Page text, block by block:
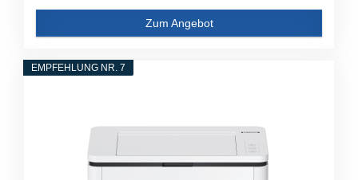
Zum Angebot
EMPFEHLUNG NR. 7